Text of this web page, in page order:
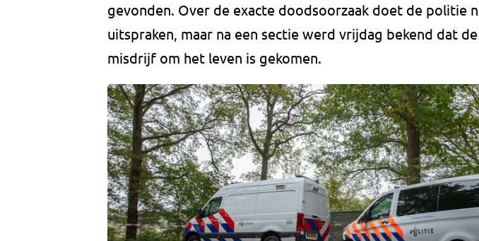
gevonden. Over de exacte doodsoorzaak doet de politie
uitspraken, maar na een sectie werd vrijdag bekend dat
misdrijf om het leven is gekomen.